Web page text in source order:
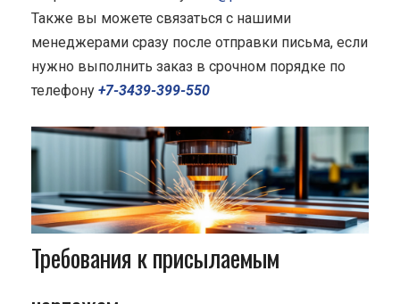
Также вы можете связаться с нашими
менеджерами сразу после отправки письма, если
нужно выполнить заказ в срочном порядке по
телефону +7-3439-399-550
Требования к присылаемым